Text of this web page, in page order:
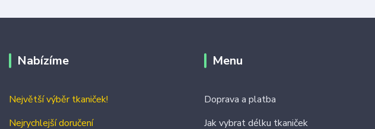
Nabízíme
Největší výběr tkaniček!
Nejrychlejší doručení
Menu
Doprava a platba
Jak vybrat délku tkaniček